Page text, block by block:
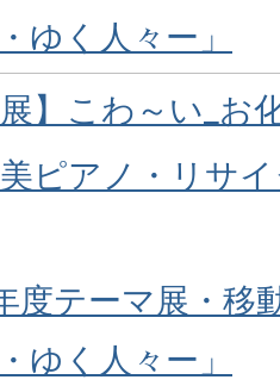
ゆく人々ー」
展】こわ～い_お
ピアノ・リサ
度テーマ展・移
ゆく人々ー」